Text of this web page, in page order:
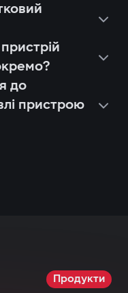
до
пристрою
Продукти